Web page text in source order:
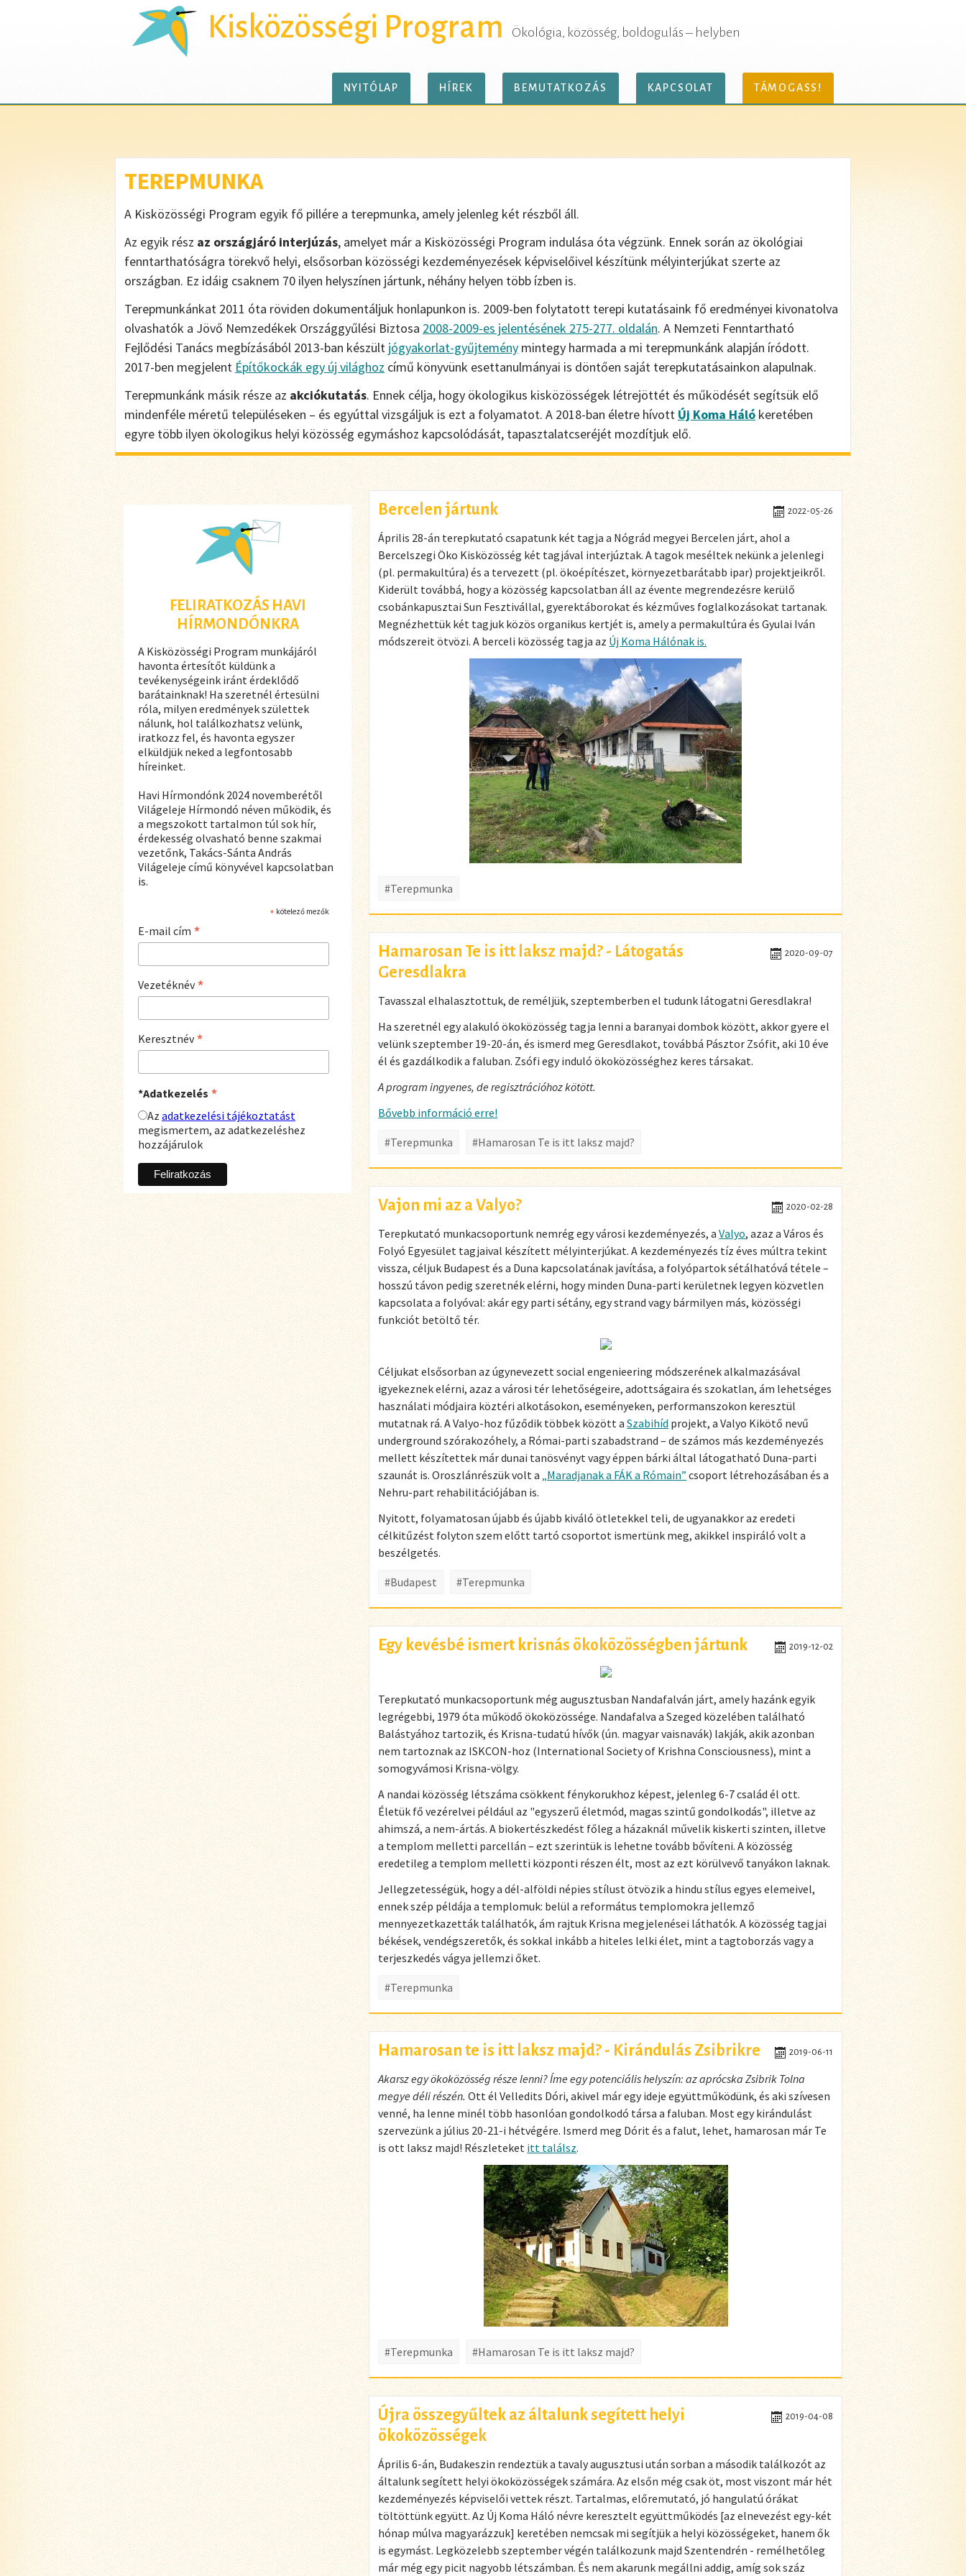
Kisközösségi Program Ökológia, közösség, boldogulás – helyben
NYITÓLAP HÍREK BEMUTATKOZÁS KAPCSOLAT TÁMOGASS!
TEREPMUNKA
A Kisközösségi Program egyik fő pillére a terepmunka, amely jelenleg két részből áll.
Az egyik rész az országjáró interjúzás, amelyet már a Kisközösségi Program indulása óta végzünk. Ennek során az ökológiai
fenntarthatóságra törekvő helyi, elsősorban közösségi kezdeményezések képviselőivel készítünk mélyinterjúkat szerte az
országban. Ez idáig csaknem 70 ilyen helyszínen jártunk, néhány helyen több ízben is.
Terepmunkánkat 2011 óta röviden dokumentáljuk honlapunkon is. 2009-ben folytatott terepi kutatásaink fő eredményei kivonatolva
olvashatók a Jövő Nemzedékek Országgyűlési Biztosa 2008-2009-es jelentésének 275-277. oldalán. A Nemzeti Fenntartható
Fejlődési Tanács megbízásából 2013-ban készült jógyakorlat-gyűjtemény mintegy harmada a mi terepmunkánk alapján íródott.
2017-ben megjelent Építőkockák egy új világhoz című könyvünk esettanulmányai is döntően saját terepkutatásainkon alapulnak.
Terepmunkánk másik része az akciókutatás. Ennek célja, hogy ökologikus kisközösségek létrejöttét és működését segítsük elő
mindenféle méretű településeken – és egyúttal vizsgáljuk is ezt a folyamatot. A 2018-ban életre hívott Új Koma Háló keretében
egyre több ilyen ökologikus helyi közösség egymáshoz kapcsolódását, tapasztalatcseréjét mozdítjuk elő.
FELIRATKOZÁS HAVI
HÍRMONDÓNKRA
A Kisközösségi Program munkájáról
havonta értesítőt küldünk a
tevékenységeink iránt érdeklődő
barátainknak! Ha szeretnél értesülni
róla, milyen eredmények születtek
nálunk, hol találkozhatsz velünk,
iratkozz fel, és havonta egyszer
elküldjük neked a legfontosabb
híreinket.
Havi Hírmondónk 2024 novemberétől
Világeleje Hírmondó néven működik, és
a megszokott tartalmon túl sok hír,
érdekesség olvasható benne szakmai
vezetőnk, Takács-Sánta András
Világeleje című könyvével kapcsolatban
is.
* kötelező mezők
E-mail cím *
Vezetéknév*
Keresztnév*
*Adatkezelés *
Az adatkezelési tájékoztatást
megismertem, az adatkezeléshez
hozzájárulok
Bercelen jártunk 2022-05-26
Április 28-án terepkutató csapatunk két tagja a Nógrád megyei Bercelen járt, ahol a
Bercelszegi Öko Kisközösség két tagjával interjúztak. A tagok meséltek nekünk a jelenlegi
(pl. permakultúra) és a tervezett (pl. ökoépítészet, környezetbarátabb ipar) projektjeikről.
Kiderült továbbá, hogy a közösség kapcsolatban áll az évente megrendezésre kerülő
csobánkapusztai Sun Fesztivállal, gyerektáborokat és kézműves foglalkozásokat tartanak.
Megnézhettük két tagjuk közös organikus kertjét is, amely a permakultúra és Gyulai Iván
módszereit ötvözi. A berceli közösség tagja az Új Koma Hálónak is.
#Terepmunka
Hamarosan Te is itt laksz majd? - Látogatás
Geresdlakra
2020-09-07
Tavasszal elhalasztottuk, de reméljük, szeptemberben el tudunk látogatni Geresdlakra!
Ha szeretnél egy alakuló ökoközösség tagja lenni a baranyai dombok között, akkor gyere el
velünk szeptember 19-20-án, és ismerd meg Geresdlakot, továbbá Pásztor Zsófit, aki 10 éve
él és gazdálkodik a faluban. Zsófi egy induló ökoközösséghez keres társakat.
A program ingyenes, de regisztrációhoz kötött.
Bővebb információ erre!
#Terepmunka #Hamarosan Te is itt laksz majd?
Vajon mi az a Valyo? 2020-02-28
Terepkutató munkacsoportunk nemrég egy városi kezdeményezés, aValyo, azaz a Város és
Folyó Egyesület tagjaival készített mélyinterjúkat. A kezdeményezés tíz éves múltra tekint
vissza, céljuk Budapest és a Duna kapcsolatának javítása, a folyópartok sétálhatóvá tétele –
hosszú távon pedig szeretnék elérni, hogy minden Duna-parti kerületnek legyen közvetlen
kapcsolata a folyóval: akár egy parti sétány, egy strand vagy bármilyen más, közösségi
funkciót betöltő tér.
Céljukat elsősorban az úgynevezett social engenieering módszerének alkalmazásával
igyekeznek elérni, azaz a városi tér lehetőségeire, adottságaira és szokatlan, ám lehetséges
használati módjaira köztéri alkotásokon, eseményeken, performanszokon keresztül
mutatnak rá. A Valyo-hoz fűződik többek között aSzabihíd projekt, a Valyo Kikötő nevű
underground szórakozóhely, a Római-parti szabadstrand – de számos más kezdeményezés
mellett készítettek már dunai tanösvényt vagy éppen bárki által látogatható Duna-parti
szaunát is. Oroszlánrészük volt a „Maradjanak a FÁK a Rómain” csoport létrehozásában és a
Nehru-part rehabilitációjában is.
Nyitott, folyamatosan újabb és újabb kiváló ötletekkel teli, de ugyanakkor az eredeti
célkitűzést folyton szem előtt tartó csoportot ismertünk meg, akikkel inspiráló volt a
beszélgetés.
#Budapest #Terepmunka
Egy kevésbé ismert krisnás ökoközösségben jártunk 2019-12-02
Terepkutató munkacsoportunk még augusztusban Nandafalván járt, amely hazánk egyik
legrégebbi, 1979 óta működő ökoközössége. Nandafalva a Szeged közelében található
Balástyához tartozik, és Krisna-tudatú hívők (ún. magyar vaisnavák) lakják, akik azonban
nem tartoznak az ISKCON-hoz (International Society of Krishna Consciousness), mint a
somogyvámosi Krisna-völgy.
A nandai közösség létszáma csökkent fénykorukhoz képest, jelenleg 6-7 család él ott.
Életük fő vezérelvei például az "egyszerű életmód, magas szintű gondolkodás", illetve az
ahimszá, a nem-ártás. A biokertészkedést főleg a házaknál művelik kiskerti szinten, illetve
a templom melletti parcellán – ezt szerintük is lehetne tovább bővíteni. A közösség
eredetileg a templom melletti központi részen élt, most az ezt körülvevő tanyákon laknak.
Jellegzetességük, hogy a dél-alföldi népies stílust ötvözik a hindu stílus egyes elemeivel,
ennek szép példája a templomuk: belül a református templomokra jellemző
mennyezetkazetták találhatók, ám rajtuk Krisna megjelenései láthatók. A közösség tagjai
békések, vendégszeretők, és sokkal inkább a hiteles lelki élet, mint a tagtoborzás vagy a
terjeszkedés vágya jellemzi őket.
#Terepmunka
Hamarosan te is itt laksz majd? - Kirándulás Zsibrikre 2019-06-11
Akarsz egy ökoközösség része lenni? Íme egy potenciális helyszín: az aprócska Zsibrik Tolna
megye déli részén. Ott él Velledits Dóri, akivel már egy ideje együttműködünk, és aki szívesen
venné, ha lenne minél több hasonlóan gondolkodó társa a faluban. Most egy kirándulást
szervezünk a július 20-21-i hétvégére. Ismerd meg Dórit és a falut, lehet, hamarosan már Te
is ott laksz majd! Részleteket itt találsz.
#Terepmunka #Hamarosan Te is itt laksz majd?
Újra összegyűltek az általunk segített helyi
ökoközösségek
2019-04-08
Április 6-án, Budakeszin rendeztük a tavaly augusztusi után sorban a második találkozót az
általunk segített helyi ökoközösségek számára. Az elsőn még csak öt, most viszont már hét
kezdeményezés képviselői vettek részt. Tartalmas, előremutató, jó hangulatú órákat
töltöttünk együtt. Az Új Koma Háló névre keresztelt együttműködés [az elnevezést egy-két
hónap múlva magyarázzuk] keretében nemcsak mi segítjük a helyi közösségeket, hanem ők
is egymást. Legközelebb szeptember végén találkozunk majd Szentendrén - remélhetőleg
már még egy picit nagyobb létszámban. És nem akarunk megállni addig, amíg sok száz